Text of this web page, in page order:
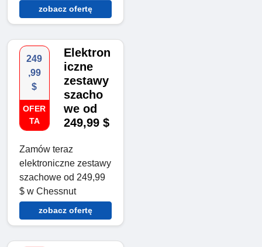
zobacz ofertę
249
,99
$
OFER
TA
Elektron
iczne
zestawy
szacho
we od
249,99 $
Zamów teraz
elektroniczne zestawy
szachowe od 249,99
$ w Chessnut
zobacz ofertę